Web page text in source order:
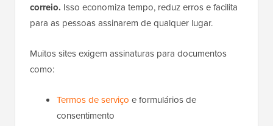
correio. Isso economiza tempo, reduz erros e facilita
para as pessoas assinarem de qualquer lugar.
Muitos sites exigem assinaturas para documentos
como:
Termos de serviço e formulários de
consentimento